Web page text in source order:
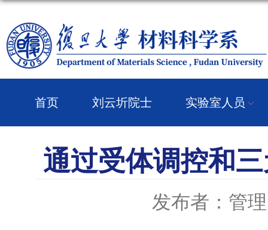
首页 刘云圻院士 实验室人员
通过受体调控和
发布者：管